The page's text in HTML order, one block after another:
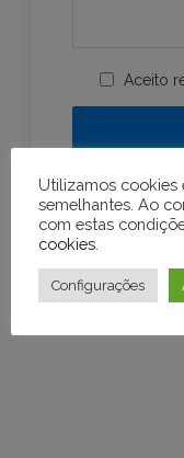
Aceito
Publicidade
Utilizamos cookies
semelhantes. Ao
com estas
cookies
Configurações